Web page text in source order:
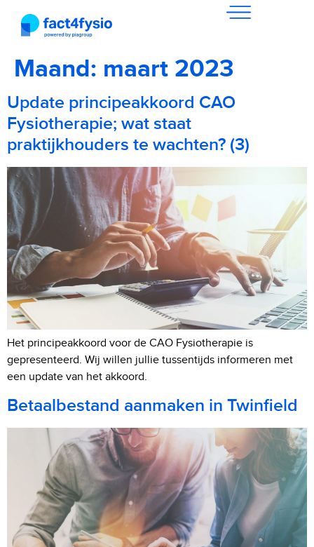
Maand: maart 2023
Update principeakkoord CAO
Fysiotherapie; wat staat
praktijkhouders te wachten? (3)
Het principeakkoord voor de CAO Fysiotherapie is
gepresenteerd. Wij willen jullie tussentijds informeren met
een update van het akkoord.
Betaalbestand aanmaken in Twinfield